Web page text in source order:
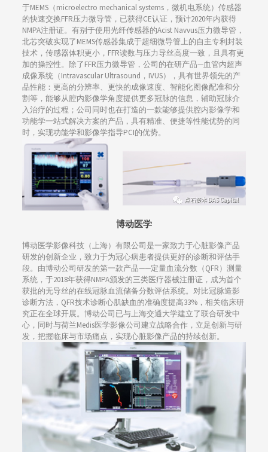
于MEMS（microelectro mechanical systems，微机电系统）传感器
的快速交换FFR压力微导管，已获得CE认证，预计2020年内获得
NMPA注册证。有别于使用光纤传感器的Acist Navvus压力微导管，
北芯突破实现了MEMS传感器集成于超细微导管上的自主专利封装
技术，传感器体积更小，FFR读数与压力导丝高度一致，且具有更
加的操控性。除了FFR压力微导管，公司的在研产品—血管内超声
成像系统（Intravascular Ultrasound，IVUS），具有世界领先的产
品性能：更高的分辨率、更快的成像速度、智能化图像配准和分
割等，能够从腔内影像学角度提供更多冠脉的信息，辅助冠脉介
入治疗的过程；公司同时也在打造的一款能够提供腔内影像学和
功能学一站式解决方案的产品，具有精准、便捷等性能优势的同
时，实现功能学和影像学指导PCI的优势。
博动医学
博动医学影像科技（上海）有限公司是一家致力于心脏影像产品
研发的创新企业，致力于为冠心病患者提供更好的诊断和评估手
段。由博动公司研发的第一款产品——定量血流分数（QFR）测量
系统，于2018年获得NMPA颁发的三类医疗器械注册证，成为首个
获批的无导丝的在线冠脉血流储备分数评估系统。对比冠脉造影
诊断方法，QFR技术诊断心肌缺血的准确度提高33%，相关临床研
究正在全球开展。博动公司已与上海交通大学建立了联合研发中
心，同时与荷兰Medis医学影像公司建立战略合作，立足创新与研
发，把握临床与市场痛点，实现心脏影像产品的持续创新。